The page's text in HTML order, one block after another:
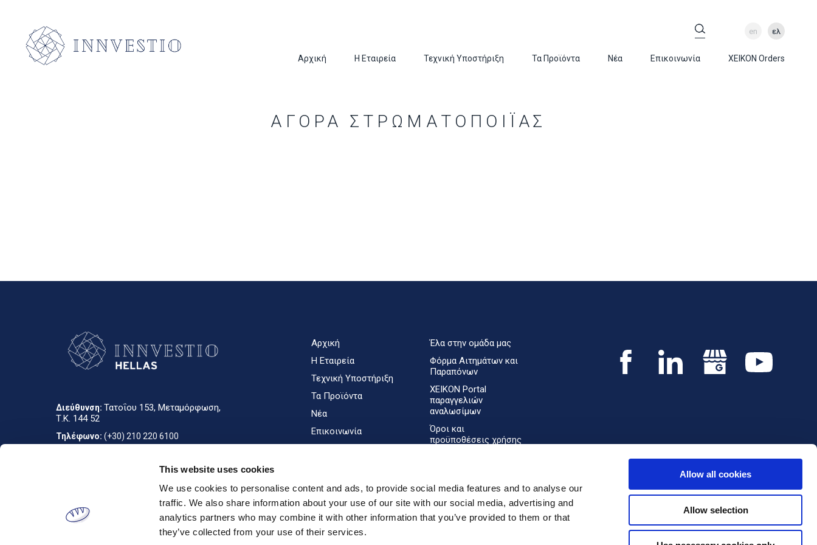
This website uses cookies
We use cookies to personalise content and ads, to provide social media features and to analyse our
traffic. We also share information about your use of our site with our social media, advertising and
analytics partners who may combine it with other information that you’ve provided to them or that
they’ve collected from your use of their services.
Allow all cookies
Allow selection
en ελ
Αρχική Η Εταιρεία Τεχνική Υποστήριξη Τα Προϊόντα Νέα Επικοινωνία XEIKON Orders
ΑΓΟΡΑ ΣΤΡΩΜΑΤΟΠΟΙΪΑΣ
Διεύθυνση: Τατοΐου 153, Μεταμόρφωση,
Τ.Κ. 144 52
Τηλέφωνο: (+30) 210 220 6100
Αρχική
Η Εταιρεία
Τεχνική Υποστήριξη
Τα Προϊόντα
Νέα
Επικοινωνία
Έλα στην ομάδα μας
Φόρμα Αιτημάτων και
Παραπόνων
XEIKON Portal
παραγγελιών
αναλωσίμων
Όροι και
προϋποθέσεις χρήσης
προστασία απορρήτου
RDC Informatics. Powered bynopCommerce.